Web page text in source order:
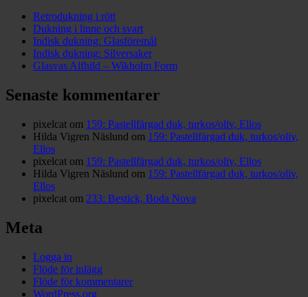
Retrodukning i rött
Dukning i linne och svart
Indisk dukning: Glasföremål
Indisk dukning: Silversaker
Glasvas Alfhild – Wikholm Form
Senaste kommentarer
pixelcat om 159: Pastellfärgad duk, turkos/oliv, Ellos
Hilda Vigren Näslund om 159: Pastellfärgad duk, turkos/oliv,
Ellos
pixelcat om 159: Pastellfärgad duk, turkos/oliv, Ellos
Hilda Vigren Näslund om 159: Pastellfärgad duk, turkos/oliv,
Ellos
pixelcat om 233: Bestick, Boda Nova
Meta
Logga in
Flöde för inlägg
Flöde för kommentarer
WordPress.org